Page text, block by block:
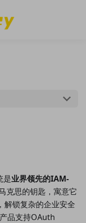
是业界领先的IAM-
克思的钥匙，寓意它
解锁复杂的企业安全
品支持OAuth